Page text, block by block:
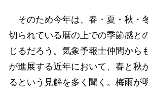
そのため今年は、春・夏・秋・
切られている暦の上での季節感と
じるだろう。気象予報士仲間から
が進展する近年において、春と秋
るという見解を多く聞く。梅雨が